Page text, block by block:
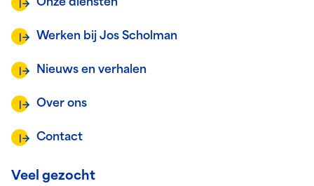
Onze diensten
Werken bij Jos Scholman
Nieuws en verhalen
Over ons
Contact
Veel gezocht